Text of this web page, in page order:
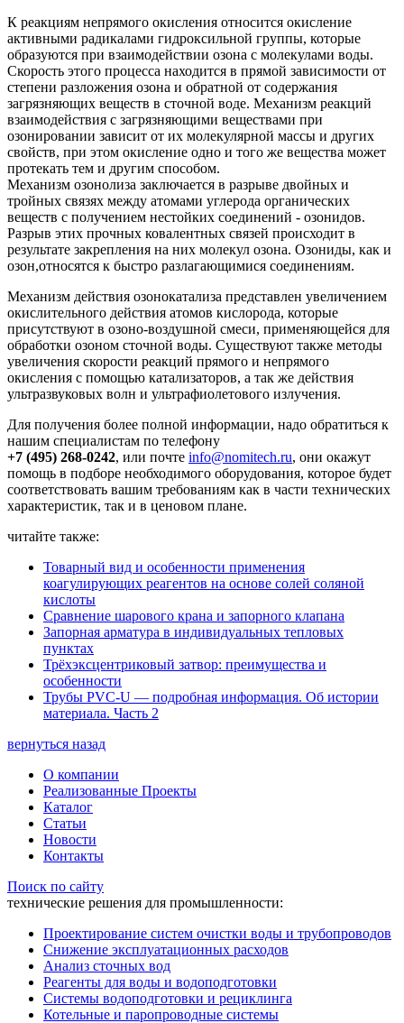
К реакциям непрямого окисления относится окисление
активными радикалами гидроксильной группы, которые
образуются при взаимодействии озона с молекулами воды.
Скорость этого процесса находится в прямой зависимости от
степени разложения озона и обратной от содержания
загрязняющих веществ в сточной воде. Механизм реакций
взаимодействия с загрязняющими веществами при
озонировании зависит от их молекулярной массы и других
свойств, при этом окисление одно и того же вещества может
протекать тем и другим способом.
Механизм озонолиза заключается в разрыве двойных и
тройных связях между атомами углерода органических
веществ с получением нестойких соединений - озонидов.
Разрыв этих прочных ковалентных связей происходит в
результате закрепления на них молекул озона. Озониды, как и
озон,относятся к быстро разлагающимися соединениям.
Механизм действия озонокатализа представлен увеличением
окислительного действия атомов кислорода, которые
присутствуют в озоно-воздушной смеси, применяющейся для
обработки озоном сточной воды. Существуют также методы
увеличения скорости реакций прямого и непрямого
окисления с помощью катализаторов, а так же действия
ультразвуковых волн и ультрафиолетового излучения.
Для получения более полной информации, надо обратиться к
нашим специалистам по телефону
+7 (495) 268-0242, или почте info@nomitech.ru, они окажут
помощь в подборе необходимого оборудования, которое будет
соответствовать вашим требованиям как в части технических
характеристик, так и в ценовом плане.
читайте также:
Товарный вид и особенности применения
коагулирующих реагентов на основе солей соляной
кислоты
Сравнение шарового крана и запорного клапана
Запорная арматура в индивидуальных тепловых
пунктах
Трёхэксцентриковый затвор: преимущества и
особенности
Трубы PVC-U — подробная информация. Об истории
материала. Часть 2
вернуться назад
О компании
Реализованные Проекты
Каталог
Статьи
Новости
Контакты
Поиск по сайту
технические решения для промышленности:
Проектирование систем очистки воды и трубопроводов
Снижение эксплуатационных расходов
Анализ сточных вод
Реагенты для воды и водоподготовки
Системы водоподготовки и рециклинга
Котельные и паропроводные системы